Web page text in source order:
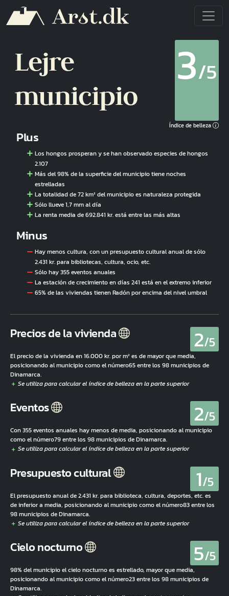
Lejre
municipio
3/5
Índice de belleza
Plus
Los hongos prosperan y se han observado especies de hongos
2.107
Más del 98% de la superficie del municipio tiene noches
estrelladas
La totalidad de 72 km² del municipio es naturaleza protegida
Sólo llueve 1,7 mm al día
La renta media de 692.841 kr. está entre las más altas
Minus
Hay menos cultura, con un presupuesto cultural anual de sólo
2.431 kr. para bibliotecas, cultura, ocio, etc.
Sólo hay 355 eventos anuales
La estación de crecimiento en días 241 está en el extremo inferior
65% de las viviendas tienen Radón por encima del nivel umbral
Precios de la vivienda 2/5
El precio de la vivienda en 16.000 kr. por m² es de mayor que media,
posicionando al municipio como el número65 entre los 98 municipios de
Dinamarca.
Eventos 2/5
Con 355 eventos anuales hay menos de media, posicionando al municipio
como el número79 entre los 98 municipios de Dinamarca.
Presupuesto cultural 1/5
El presupuesto anual de 2.431 kr. para biblioteca, cultura, deportes, etc. es
de inferior a media, posicionando al municipio como el número83 entre los
98 municipios de Dinamarca.
Cielo nocturno 5/5
98% del municipio el cielo nocturno es estrellado, mayor que media,
posicionando al municipio como el número23 entre los 98 municipios de
Dinamarca.